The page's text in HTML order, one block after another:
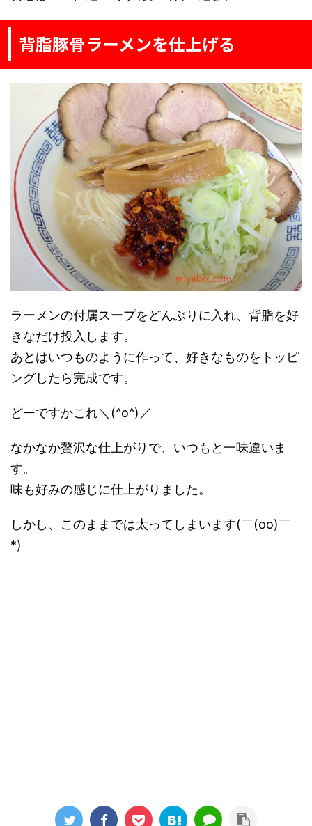
背脂豚骨ラーメンを仕上げる
ラーメンの付属スープをどんぶりに入れ、背脂を好
きなだけ投入します。
あとはいつものように作って、好きなものをトッピ
ングしたら完成です。
どーですかこれ＼(^o^)／
なかなか贅沢な仕上がりで、いつもと一味違いま
す。
味も好みの感じに仕上がりました。
しかし、このままでは太ってしまいます(￣(oo)￣
*)